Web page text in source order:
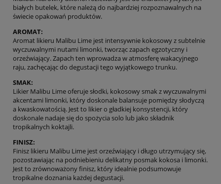
białych butelek, które należą do najbardziej rozpoznawalnych na
świecie opakowań produktów.
AROMAT:
Aromat likieru Malibu Lime jest intensywnie kokosowy z subtelnie
wyczuwalnymi nutami limonki, tworząc zapach egzotyczny i
orzeźwiający. Zapach ten wprowadza w atmosferę wakacyjnego
raju, zachęcając do degustacji tego wyjątkowego trunku.
SMAK:
Likier Malibu Lime oferuje słodki, kokosowy smak z wyczuwalnymi
akcentami limonki, który doskonale balansuje pomiędzy słodyczą
a kwaskowatością. Jest to likier o gładkiej konsystencji, który
doskonale nadaje się do spożycia solo lub jako składnik
tropikalnych koktajli.
FINISZ:
Finisz likieru Malibu Lime jest orzeźwiający i długo utrzymujący się,
pozostawiając na podniebieniu delikatny posmak kokosa i limonki.
Jest to zrównoważony finisz, który idealnie podsumowuje
tropikalne doznania każdej degustacji.